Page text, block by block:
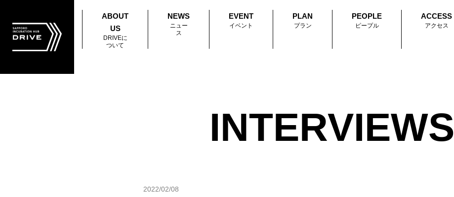
ABOUT
US
DRIVEに
ついて
NEWS
ニュー
ス
EVENT
イベント
PLAN
プラン
PEOPLE
ピープル
ACCESS
アクセス
INTERVIEWS
2022/02/08